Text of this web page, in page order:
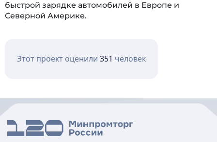
быстрой зарядке автомобилей в Европе и
Северной Америке.
Этот проект оценили 351 человек